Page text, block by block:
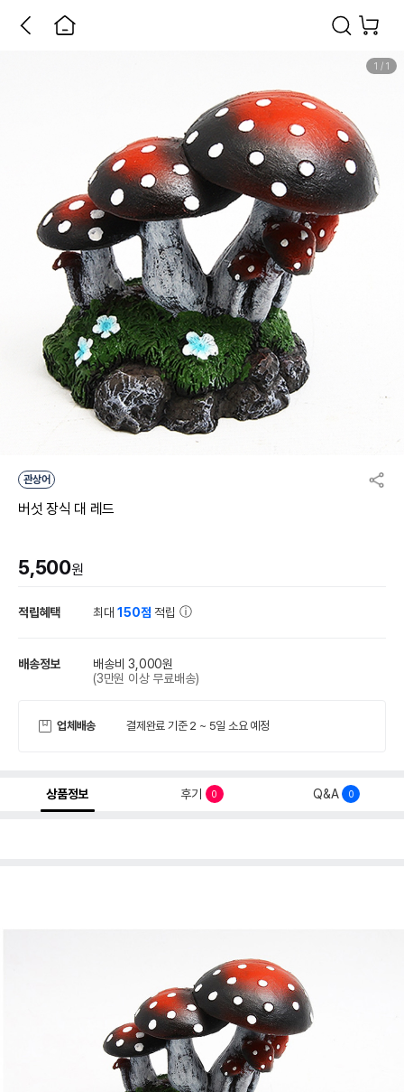
1 / 1
관상어
버섯 장식 대 레드
5,500원
적립혜택 최대150점 적립
배송정보
배송비 3,000원
(3만원 이상 무료배송)
업체배송 결제완료 기준 2 ~ 5일 소요 예정
상품정보 후기 0 Q&A 0